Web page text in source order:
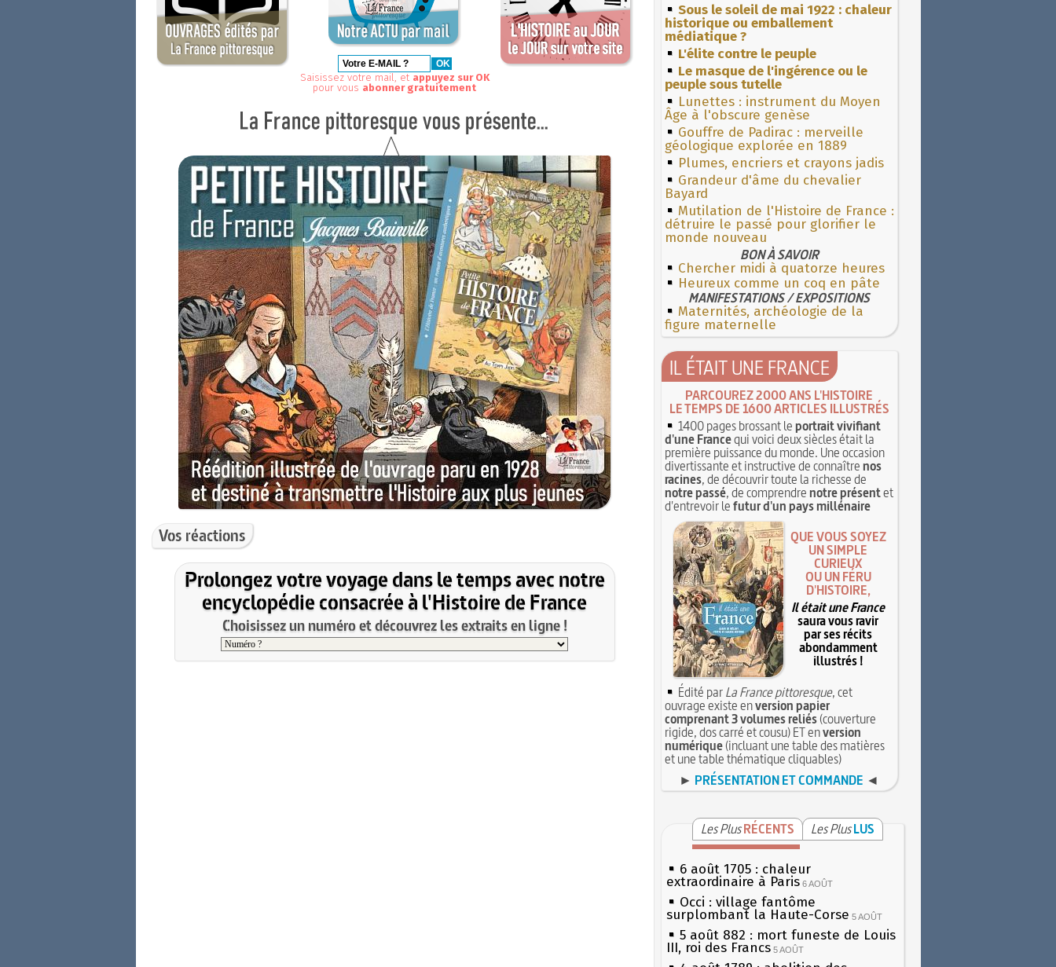
Saisissez votre mail, et appuyez sur OK
pour vous abonner gratuitement
Vos réactions
Prolongez votre voyage dans le temps avec notre
encyclopédie consacrée à l'Histoire de France
Choisissez un numéro et découvrez les extraits en ligne !
Sous le soleil de mai 1922 : chaleur
historique ou emballement
médiatique ?
L'élite contre le peuple
Le masque de l'ingérence ou le
peuple sous tutelle
Lunettes : instrument du Moyen
Âge à l'obscure genèse
Gouffre de Padirac : merveille
géologique explorée en 1889
Plumes, encriers et crayons jadis
Grandeur d'âme du chevalier
Bayard
Mutilation de l'Histoire de France :
détruire le passé pour glorifier le
monde nouveau
BON À SAVOIR
Chercher midi à quatorze heures
Heureux comme un coq en pâte
MANIFESTATIONS / EXPOSITIONS
Maternités, archéologie de la
figure maternelle
IL ÉTAIT UNE FRANCE
PARCOUREZ 2000 ANS L'HISTOIRE
LE TEMPS DE 1600 ARTICLES ILLUSTRÉS
1400 pages brossant leportrait vivifiant
d'une Francequi voici deux siècles était la
première puissance du monde. Une occasion
divertissante et instructive de connaîtrenos
racines, de découvrir toute la richesse de
notre passé, de comprendrenotre présentet
d'entrevoir lefutur d'un pays millénaire
QUE VOUS SOYEZ
UN SIMPLE
CURIEUX
OU UN FÉRU
D'HISTOIRE,
Il était une France
saura vous ravir
par ses récits
abondamment
illustrés !
Édité parLa France pittoresque, cet
ouvrage existe enversion papier
comprenant 3 volumes reliés(couverture
rigide, dos carré et cousu) ET enversion
numérique(incluant une table des matières
et une table thématique cliquables)
► PRÉSENTATION ET COMMANDE ◄
Les Plus RÉCENTS Les Plus LUS
6 août 1705 : chaleur
extraordinaire à Paris 6 AOÛT
Occi : village fantôme
surplombant la Haute-Corse 5 AOÛT
5 août 882 : mort funeste de Louis
III, roi des Francs 5 AOÛT